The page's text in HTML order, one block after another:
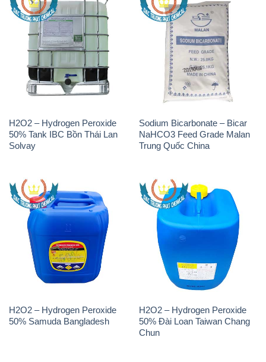
H2O2 – Hydrogen Peroxide
50% Tank IBC Bồn Thái Lan
Solvay
Sodium Bicarbonate – Bicar
NaHCO3 Feed Grade Malan
Trung Quốc China
H2O2 – Hydrogen Peroxide
50% Samuda Bangladesh
H2O2 – Hydrogen Peroxide
50% Đài Loan Taiwan Chang
Chun